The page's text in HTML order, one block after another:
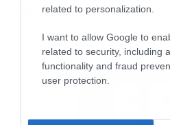
related to personalization.
I want to allow Google to
related to security, including
functionality and fraud
user protection.
MEDIA